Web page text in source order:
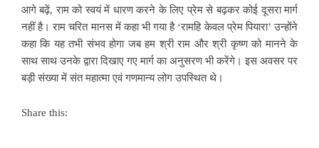
आगे बढ़ें, राम को स्वयं में धारण करने के लिए प्रेम से बढ़कर कोई दूसरा मार्ग
नहीं है। राम चरित मानस में कहा भी गया है ‘रामहि केवल प्रेम पियारा’ उन्होंने
कहा कि यह तभी संभव होगा जब हम श्री राम और श्री कृष्ण को मानने के
साथ साथ उनके द्वारा दिखाए गए मार्ग का अनुसरण भी करेंगे। इस अवसर पर
बड़ी संख्या में संत महात्मा एवं गणमान्य लोग उपस्थित थे।
Share this: